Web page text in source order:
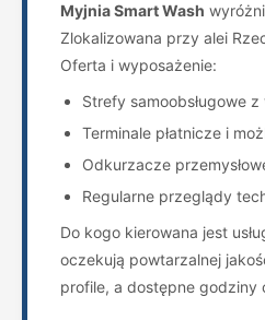
Myjnia Smart Wash
Zlokalizowana przy alei
Oferta i wyposażenie:
Strefy samoobsługowe
Terminale płatnicze i
Odkurzacze
Regularne przeglądy
Do kogo kierowana jest
oczekują powtarzalnej
profile, a dostępne godziny